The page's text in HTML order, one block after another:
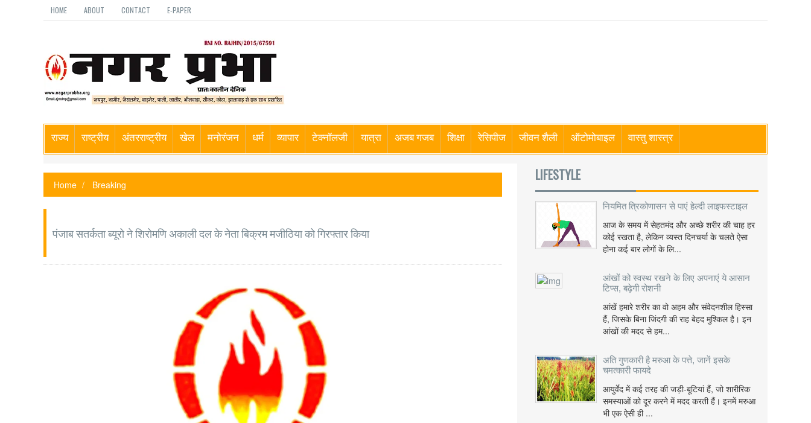
HOME ABOUT CONTACT E-PAPER
राज्य राष्ट्रीय अंतरराष्ट्रीय खेल मनोरंजन धर्म व्यापार टेक्नॉलजी यात्रा अजब गजब शिक्षा रेसिपीज जीवन शैली ऑटोमोबाइल वास्तु शास्त्र
Home Breaking
पंजाब सतर्कता ब्यूरो ने शिरोमणि अकाली दल के नेता बिक्रम मजीठिया को गिरफ्तार किया
LIFESTYLE
नियमित त्रिकोणासन से पाएं हेल्दी लाइफस्टाइल
आज के समय में सेहतमंद और अच्छे शरीर की चाह हर
कोई रखता है, लेकिन व्यस्त दिनचर्या के चलते ऐसा
होना कई बार लोगों के लि...
आंखों को स्वस्थ रखने के लिए अपनाएं ये आसान
टिप्स, बढ़ेगी रोशनी
आंखें हमारे शरीर का वो अहम और संवेदनशील हिस्सा
हैं, जिसके बिना जिंदगी की राह बेहद मुश्किल है। इन
आंखों की मदद से हम...
अति गुणकारी है मरुआ के पत्ते, जानें इसके
चमत्कारी फायदे
आयुर्वेद में कई तरह की जड़ी-बूटियां हैं, जो शारीरिक
समस्याओं को दूर करने में मदद करती हैं। इनमें मरुआ
भी एक ऐसी ही ...